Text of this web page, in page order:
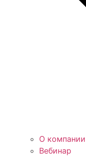
О компании
Вебинар